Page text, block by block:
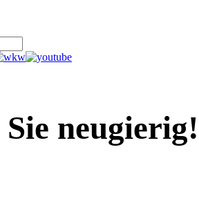
neugierig!